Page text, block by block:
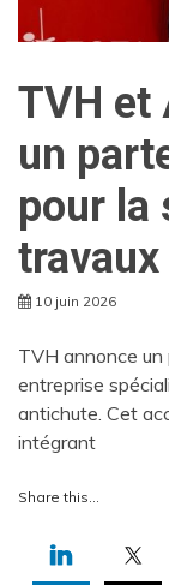
TVH et
un
pour la
10 juin 2026
TVH annonce
entreprise
antichute. Cet
intégrant
Share this...